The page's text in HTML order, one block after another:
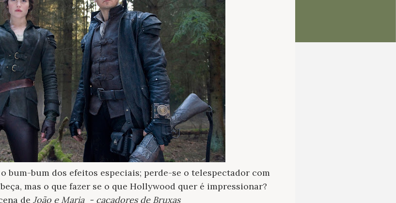
bum-bum dos efeitos especiais; perde-se o telespectador com
mas o que fazer se o que Hollywood quer é impressionar?
de João e Maria - caçadores de Bruxas